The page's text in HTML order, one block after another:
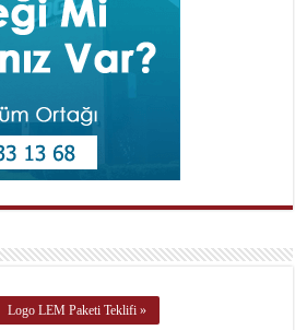
Logo LEM Paketi Teklifi »